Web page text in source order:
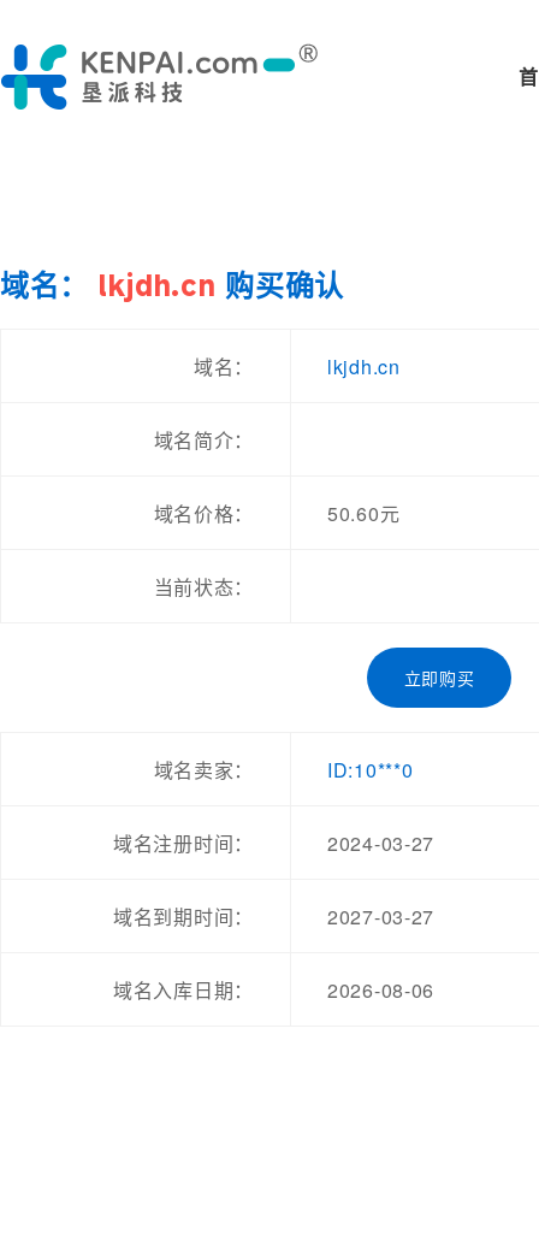
域名： lkjdh.cn 购买确认
域名： lkjdh.cn
域名简介：
域名价格： 50.60元
当前状态：
立即购买
域名卖家： ID:10***0
域名注册时间： 2024-03-27
域名到期时间： 2027-03-27
域名入库日期： 2026-08-06